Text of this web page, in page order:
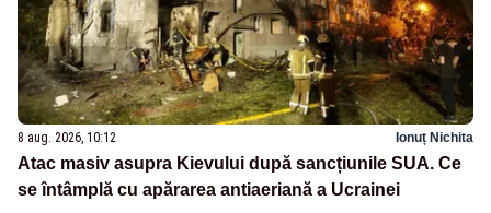
8 aug. 2026, 10:12 Ionuț Nichita
Atac masiv asupra Kievului după sancțiunile SUA. Ce
se întâmplă cu apărarea antiaeriană a Ucrainei